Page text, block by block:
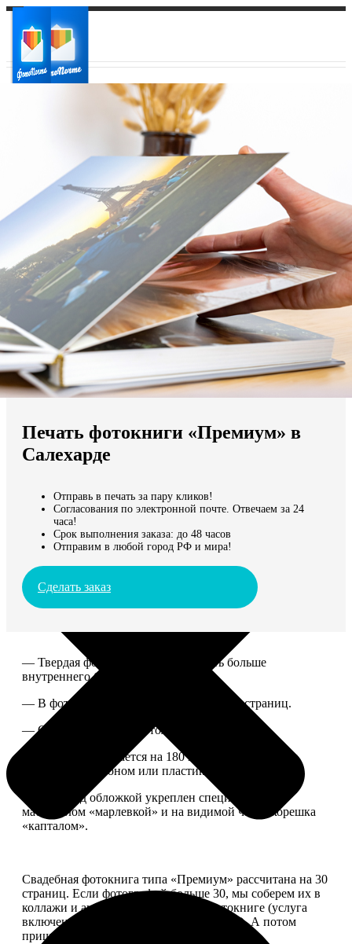
Ваш регион доставки
Выберите из списка:
Мы доставляем по всему миру
Продолжить без города
Печать фотокниги «Премиум» в
Салехарде
Отправь в печать за пару кликов!
Согласования по электронной почте. Отвечаем за 24
часа!
Срок выполнения заказа: до 48 часов
Отправим в любой город РФ и мира!
Сделать заказ
— Твердая фотообложка, размер чуть больше
внутреннего блока.
— В фотокниге может быть от 20 до 100 страниц.
— Страницы плотные, толщина 1 мм.
— Книга раскрывается на 180 градусов, развороты
укреплены картоном или пластиком.
— Блок под обложкой укреплен специальным
материалом «марлевкой» и на видимой части корешка
«капталом».
Свадебная фотокнига типа «Премиум» рассчитана на 30
страниц. Если фотографий больше 30, мы соберем их в
коллажи и аккуратно разместим в фотокниге (услуга
включена, стоимость останется прежней). А потом
пришлем вам на согласование развороты.